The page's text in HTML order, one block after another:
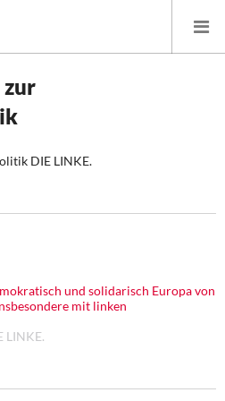
Daseinsvorsorge
zur
DIE LINKE.
und solidarisch Europa von
mit linken
LINKE.